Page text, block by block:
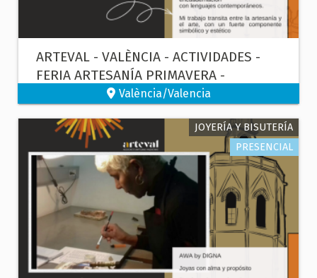
ARTEVAL - VALÈNCIA - ACTIVIDADES -
FERIA ARTESANÍA PRIMAVERA -
ENCUADERNACIÓNValència/Valencia
JOYERÍA Y BISUTERÍA
PRESENCIAL